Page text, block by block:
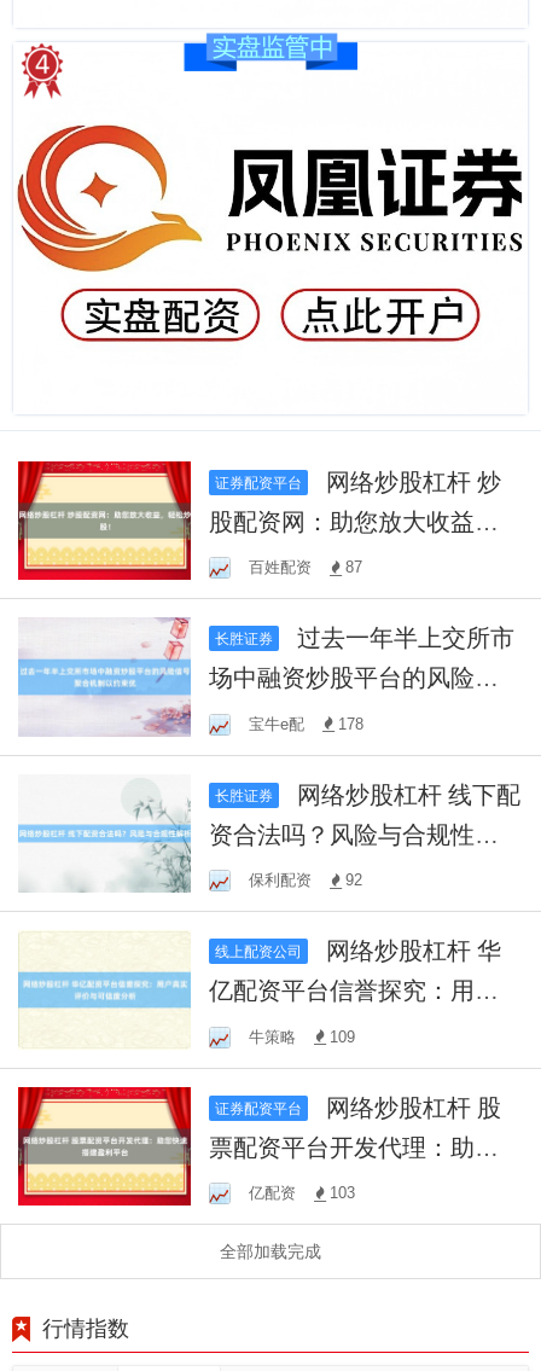
证券配资平台
股配资网：助您放大收益，
轻松炒股！
百姓配资 87
长胜证券
过去一年半上交所市
场中融资炒股平台的风险信
号聚合机制以约束优
宝牛e配 178
长胜证券
资合法吗？风险与合规性解
析
保利配资 92
线上配资公司
亿配资平台信誉探究：用户
真实评价与可信度分析
牛策略 109
证券配资平台
票配资平台开发代理：助您
快速搭建盈利平台
亿配资 103
全部加载完成
行情指数